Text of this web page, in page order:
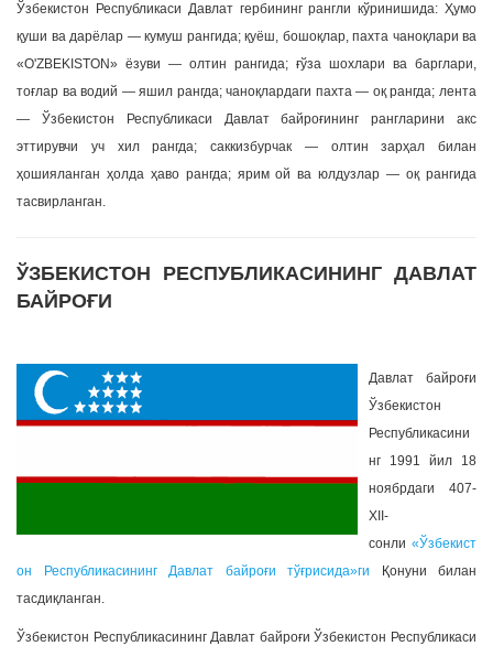
Ўзбекистон Республикаси Давлат гербининг рангли кўринишида: Ҳумо
қуши ва дарёлар — кумуш рангида; қуёш, бошоқлар, пахта чаноқлари ва
«O'ZBEKISTON» ёзуви — олтин рангида; ғўза шохлари ва барглари,
тоғлар ва водий — яшил рангда; чаноқлардаги пахта — оқ рангда; лента
— Ўзбекистон Республикаси Давлат байроғининг рангларини акс
эттирувчи уч хил рангда; саккизбурчак — олтин зарҳал билан
ҳошияланган ҳолда ҳаво рангда; ярим ой ва юлдузлар — оқ рангида
тасвирланган.
ЎЗБЕКИСТОН РЕСПУБЛИКАСИНИНГ ДАВЛАТ
БАЙРОҒИ
Давлат байроғи
Ўзбекистон
Республикасини
нг 1991 йил 18
ноябрдаги 407-
XII-
сонли «Ўзбекист
он Республикасининг Давлат байроғи тўғрисида»ги Қонуни билан
тасдиқланган.
Ўзбекистон Республикасининг Давлат байроғи Ўзбекистон Республикаси